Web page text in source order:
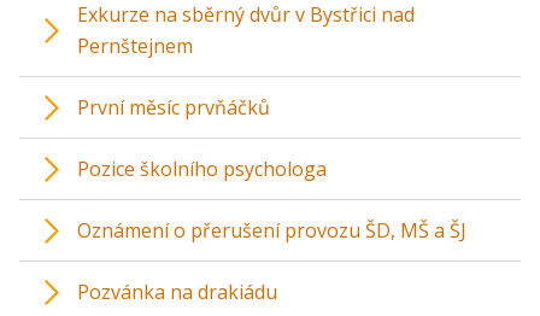
Exkurze na sběrný dvůr v Bystřici nad
Pernštejnem
První měsíc prvňáčků
Pozice školního psychologa
Oznámení o přerušení provozu ŠD, MŠ a ŠJ
Pozvánka na drakiádu